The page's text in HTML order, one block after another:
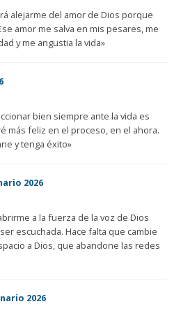
alejarme del amor de Dios porque
amor me salva en mis pesares, me
y me angustia la vida»
bien siempre ante la vida es
más feliz en el proceso, en el ahora.
y tenga éxito»
2026
a la fuerza de la voz de Dios
escuchada. Hace falta que cambie
a Dios, que abandone las redes
2026